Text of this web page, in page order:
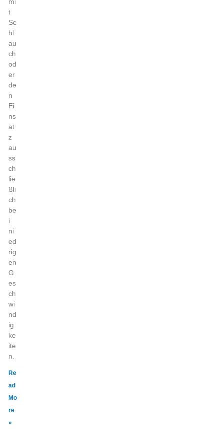
t
Sc
hl
au
ch
od
er
de
n
Ei
ns
at
z
au
ss
ch
lie
ßli
ch
be
i
ni
ed
rig
en
G
es
ch
wi
nd
ig
ke
ite
n.
Re
ad
Mo
re
»